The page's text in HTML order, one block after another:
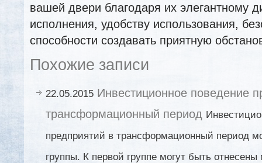
вашей двери благодаря их элегантному
исполнения, удобству использования,
способности создавать приятную
Похожие записи
22.05.2015 Инвестиционное поведение
трансформационный период
предприятий в трансформационный период
группы. К первой группе могут быть